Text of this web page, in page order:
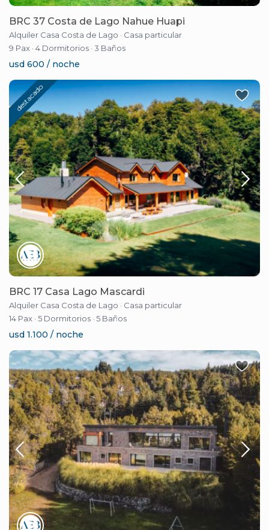
BRC 37 Costa de Lago Nahue Huapi
Alquiler Casa Costa de Lago · Casa particular
9 Pax · 4 Dormitorios · 3 Baños
usd 600 / noche
destacado
BRC 17 Casa Lago Mascardi
Alquiler Casa Costa de Lago · Casa particular
14 Pax · 5 Dormitorios · 5 Baños
usd 1.100 / noche